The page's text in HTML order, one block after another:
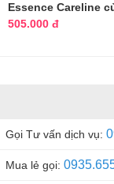
Essence Careline
viên
505.000 đ
Gọi Tư vấn dịch vụ:
Mua lẻ gọi: